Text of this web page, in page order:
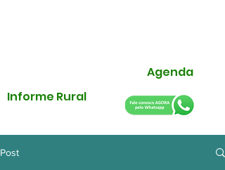
Agenda
Informe Rural
Post